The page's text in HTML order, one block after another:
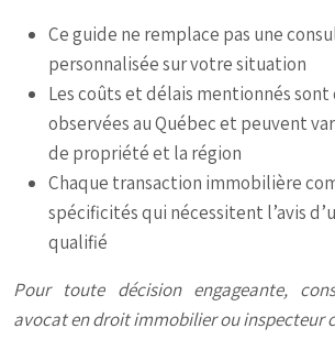
Ce guide ne remplace pas une
personnalisée sur votre situation
Les coûts et délais mentionnés sont
observées au Québec et peuvent
de propriété et la région
Chaque transaction immobilière
spécificités qui nécessitent l’avis
qualifié
Pour toute décision engageante,
avocat en droit immobilier ou inspecteur